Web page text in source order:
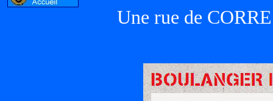
Une rue de